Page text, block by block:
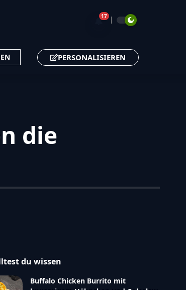
🔔17
PERSONALISIEREN
die
du wissen
Buffalo Chicken Burrito mit